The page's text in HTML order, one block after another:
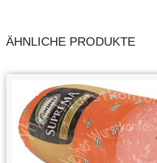
ÄHNLICHE PRODUKTE